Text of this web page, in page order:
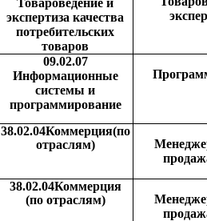
экспертиза качества
потребительских
товаров
09.02.07
Информационные
системы и
программирование
38.02.04Коммерция(по
отраслям)
38.02.04Коммерция
(по отраслям)